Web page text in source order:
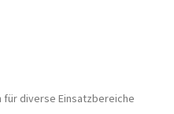
für diverse Einsatzbereiche